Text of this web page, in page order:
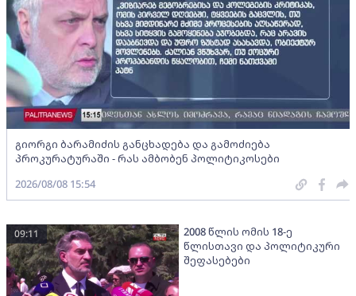
გიორგი ბარამიძის განცხადება და გამოძიება
პროკურატურაში - რას ამბობენ პოლიტიკოსები
2026/08/08 15:54
2008 წლის ომის 18-ე
წლისთავი და პოლიტიკური
შეფასებები
09:11